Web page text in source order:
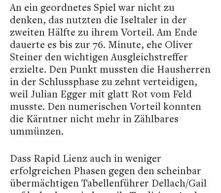
An ein geordnetes Spiel war nicht zu
denken, das nutzten die Iseltaler in der
zweiten Hälfte zu ihrem Vorteil. Am Ende
dauerte es bis zur 76. Minute, ehe Oliver
Steiner den wichtigen Ausgleichstreffer
erzielte. Den Punkt mussten die Hausherren
in der Schlussphase zu zehnt verteidigen,
weil Julian Egger mit glatt Rot vom Feld
musste. Den numerischen Vorteil konnten
die Kärntner nicht mehr in Zählbares
ummünzen.
Dass Rapid Lienz auch in weniger
erfolgreichen Phasen gegen den scheinbar
übermächtigen Tabellenführer Dellach/Gail